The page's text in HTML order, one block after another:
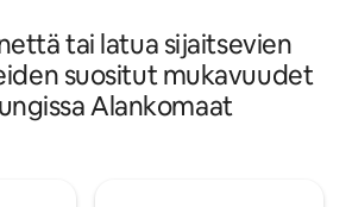
tai latua sijaitsevien
suositut mukavuudet
Alankomaat